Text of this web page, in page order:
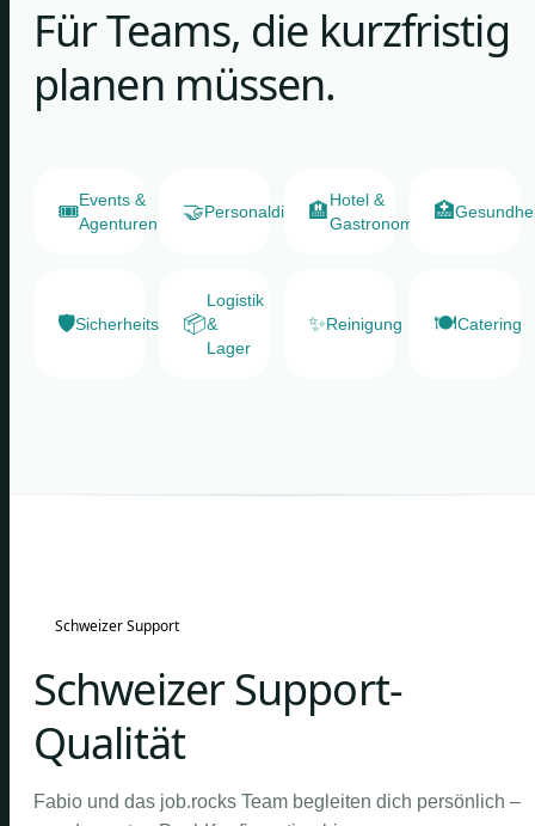
Für Teams, die kurzfristig
planen müssen.
🎟️Events &
Agenturen
🤝Personaldienstleister
🏨Hotel &
Gastronomie
🏥
🛡️Sicherheitsdienste
📦
Logistik
&
Lager
✨Reinigung 🍽️Catering
Schweizer Support
Schweizer Support-
Qualität
Fabio und das job.rocks Team begleiten dich persönlich –